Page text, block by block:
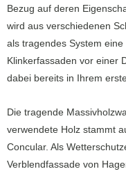
Bezug auf deren
wird aus verschiedenen
als tragendes System
Klinkerfassaden vor einer
dabei bereits in Ihrem
Die tragende
verwendete Holz stammt
Concular. Als
Verblendfassade von